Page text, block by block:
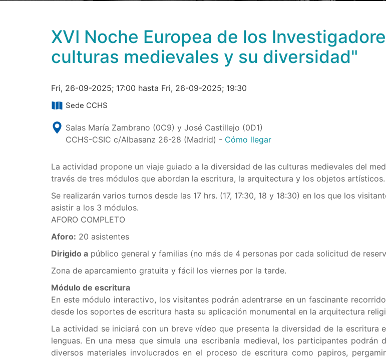
XVI Noche Europea de los
culturas medievales y su diversidad"
Fri, 26-09-2025; 17:00 hasta Fri, 26-09-2025; 19:30
Sede CCHS
Salas María Zambrano (0C9) y José Castillejo (0D1)
CCHS-CSIC c/Albasanz 26-28 (Madrid) - Cómo llegar
La actividad propone un viaje guiado a la diversidad de las culturas medievales del
través de tres módulos que abordan la escritura, la arquitectura y los objetos artísticos.
Se realizarán varios turnos desde las 17 hrs. (17, 17:30, 18 y 18:30) en los que los
asistir a los 3 módulos.
AFORO COMPLETO
Aforo: 20 asistentes
Dirigido a público general y familias (no más de 4 personas por cada solicitud de
Zona de aparcamiento gratuita y fácil los viernes por la tarde.
Módulo de escritura
En este módulo interactivo, los visitantes podrán adentrarse en un fascinante
desde los soportes de escritura hasta su aplicación monumental en la arquitectura
La actividad se iniciará con un breve vídeo que presenta la diversidad de la escritura
lenguas. En una mesa que simula una escribanía medieval, los participantes podrán
diversos materiales involucrados en el proceso de escritura como papiros,